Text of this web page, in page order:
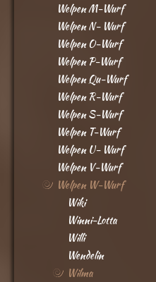
Welpen M-Wurf
Welpen N- Wurf
Welpen O-Wurf
Welpen P-Wurf
Welpen Qu-Wurf
Welpen R-Wurf
Welpen S-Wurf
Welpen T-Wurf
Welpen U- Wurf
Welpen V-Wurf
Welpen W-Wurf
Wiki
Winni-Lotta
Willi
Wendelin
Wilma